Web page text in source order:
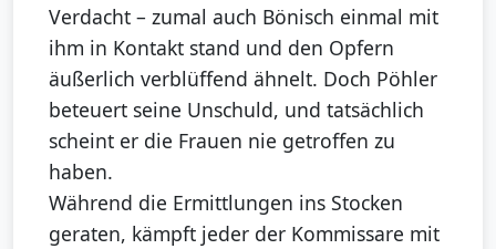
Verdacht – zumal auch Bönisch einmal mit
ihm in Kontakt stand und den Opfern
äußerlich verblüffend ähnelt. Doch Pöhler
beteuert seine Unschuld, und tatsächlich
scheint er die Frauen nie getroffen zu
haben.
Während die Ermittlungen ins Stocken
geraten, kämpft jeder der Kommissare mit